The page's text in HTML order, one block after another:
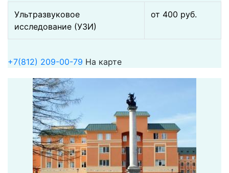
Ультразвуковое
исследование (УЗИ)
от 400 pуб.
+7(812) 209-00-79 На карте